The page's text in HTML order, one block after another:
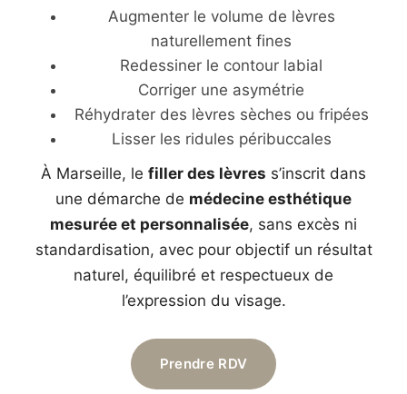
Augmenter le volume de lèvres
naturellement fines
Redessiner le contour labial
Corriger une asymétrie
Réhydrater des lèvres sèches ou fripées
Lisser les ridules péribuccales
À Marseille, le filler des lèvres s’inscrit dans
une démarche de médecine esthétique
mesurée et personnalisée, sans excès ni
standardisation, avec pour objectif un résultat
naturel, équilibré et respectueux de
l’expression du visage.
Prendre RDV